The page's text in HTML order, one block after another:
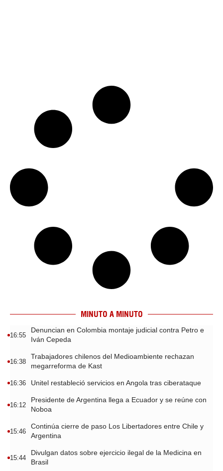
MINUTO A MINUTO
16:55
Denuncian en Colombia montaje judicial contra Petro e
Iván Cepeda
16:38
Trabajadores chilenos del Medioambiente rechazan
megarreforma de Kast
16:36 Unitel restableció servicios en Angola tras ciberataque
16:12
Presidente de Argentina llega a Ecuador y se reúne con
Noboa
15:46
Continúa cierre de paso Los Libertadores entre Chile y
Argentina
15:44
Divulgan datos sobre ejercicio ilegal de la Medicina en
Brasil